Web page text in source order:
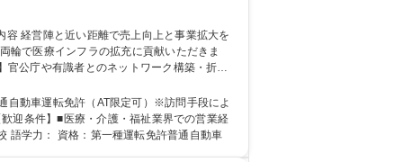
輪で医療インフラの拡充に貢献いただきま
ロセス実行【戦略立案】市場調査や競合分
自動車運転免許（AT限定可）※訪問手段によ
院 大学 高専 短大 専修学校 高校 語学力： 資格：第一種運転免許普通自動車